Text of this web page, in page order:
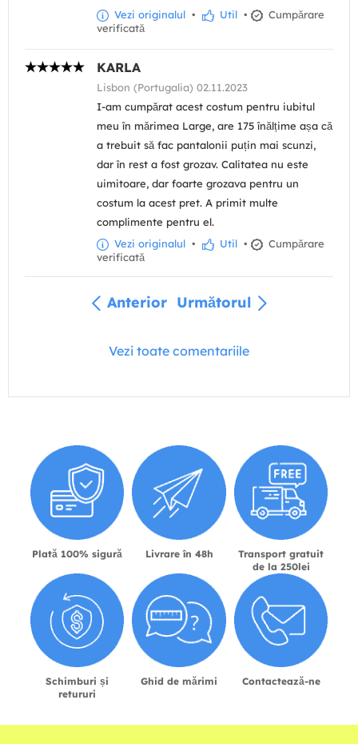
Vezi originalul • Util •
Cumpărare
verificată
KARLA
Lisbon (Portugalia) 02.11.2023
I-am cumpărat acest costum pentru iubitul
meu în mărimea Large, are 175 înălțime așa că
a trebuit să fac pantalonii puțin mai scunzi,
dar în rest a fost grozav. Calitatea nu este
uimitoare, dar foarte grozava pentru un
costum la acest pret. A primit multe
complimente pentru el.
Vezi originalul • Util •
Cumpărare
verificată
Anterior Următorul
Vezi toate comentariile
Plată 100% sigură Livrare în 48h
Transport gratuit
de la 250lei
Schimburi și
retururi
Ghid de mărimi Contactează-ne